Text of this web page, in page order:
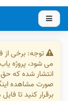
توجه: برخی از
می شود، پروژه
انتشار شده که
صورت مشاهده
برقرار کنید تا